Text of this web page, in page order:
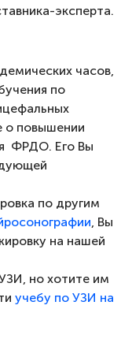
эксперта.
часов,
по
о повышении
ФРДО. Его Вы
по другим
, Вы
на нашей
но хотите им
учебу по УЗИ на